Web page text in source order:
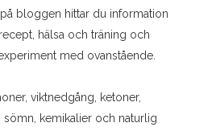
på bloggen hittar du information
hälsa och träning och
med ovanstående.
viktnedgång, ketoner,
sömn, kemikalier och naturlig